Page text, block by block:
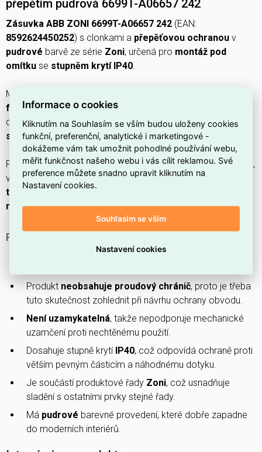
přepětím pudrová 6699T-A06657 242
Zásuvka ABB ZONI 6699T-A06657 242 (EAN:
8592624450252) s clonkami a přepěťovou ochranou v
pudrové barvě ze série Zoni, určená pro montáž pod
omítku se stupněm krytí IP40.
Má
frekvenci 50 Hz, připojuje se přes
disponuje2 moduly, provedením szemnícím kolíkem,
smyčkovou funkcíasignálním světlem.
Rozměry jsoušířka 88 mm ,výška 63 mm ,hloubka 110 mm ,
vyžaduje instalační krabici minimálně 35,5 mm ; materiál je
termoplast
matně lakovaným
montáž šroubem.
PROČ SI VYBRAT TUTO ZÁSUVKU?
disponuje přepěťovou ochranou
Produkt neobsahuje proudový chránič, proto je třeba
tuto skutečnost zohlednit při návrhu ochrany obvodu.
Není uzamykatelná, takže nepodporuje mechanické
uzamčení proti nechtěnému použití.
Dosahuje stupně krytí IP40, což odpovídá ochraně proti
větším pevným částicím a náhodnému dotyku.
Je součástí produktové řady Zoni, což usnadňuje
sladění s ostatními prvky stejné řady.
Má pudrové barevné provedení, které dobře zapadne
do moderních interiérů.
Informace o cookies
Kliknutím na Souhlasím se vším budou uloženy cookies
funkční, preferenční, analytické i marketingové -
dokážeme vám tak umožnit pohodlné používání webu,
měřit funkčnost našeho webu i vás cílit reklamou. Své
preference můžete snadno upravit kliknutím na
Nastavení cookies.
Souhlasím se vším
Nastavení cookies